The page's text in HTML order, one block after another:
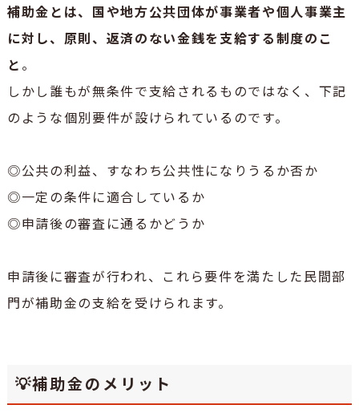
補助金とは、国や地方公共団体が事業者や個人事業主
に対し、原則、返済のない金銭を支給する制度のこ
と 。
しかし誰もが無条件で支給されるものではなく、下記
のような個別要件が設けられているのです。
◎公共の利益、すなわち公共性になりうるか否か
◎一定の条件に適合しているか
◎申請後の審査に通るかどうか
申請後に審査が行われ、これら要件を満たした民間部
門が補助金の支給を受けられます。
💡補助金のメリット